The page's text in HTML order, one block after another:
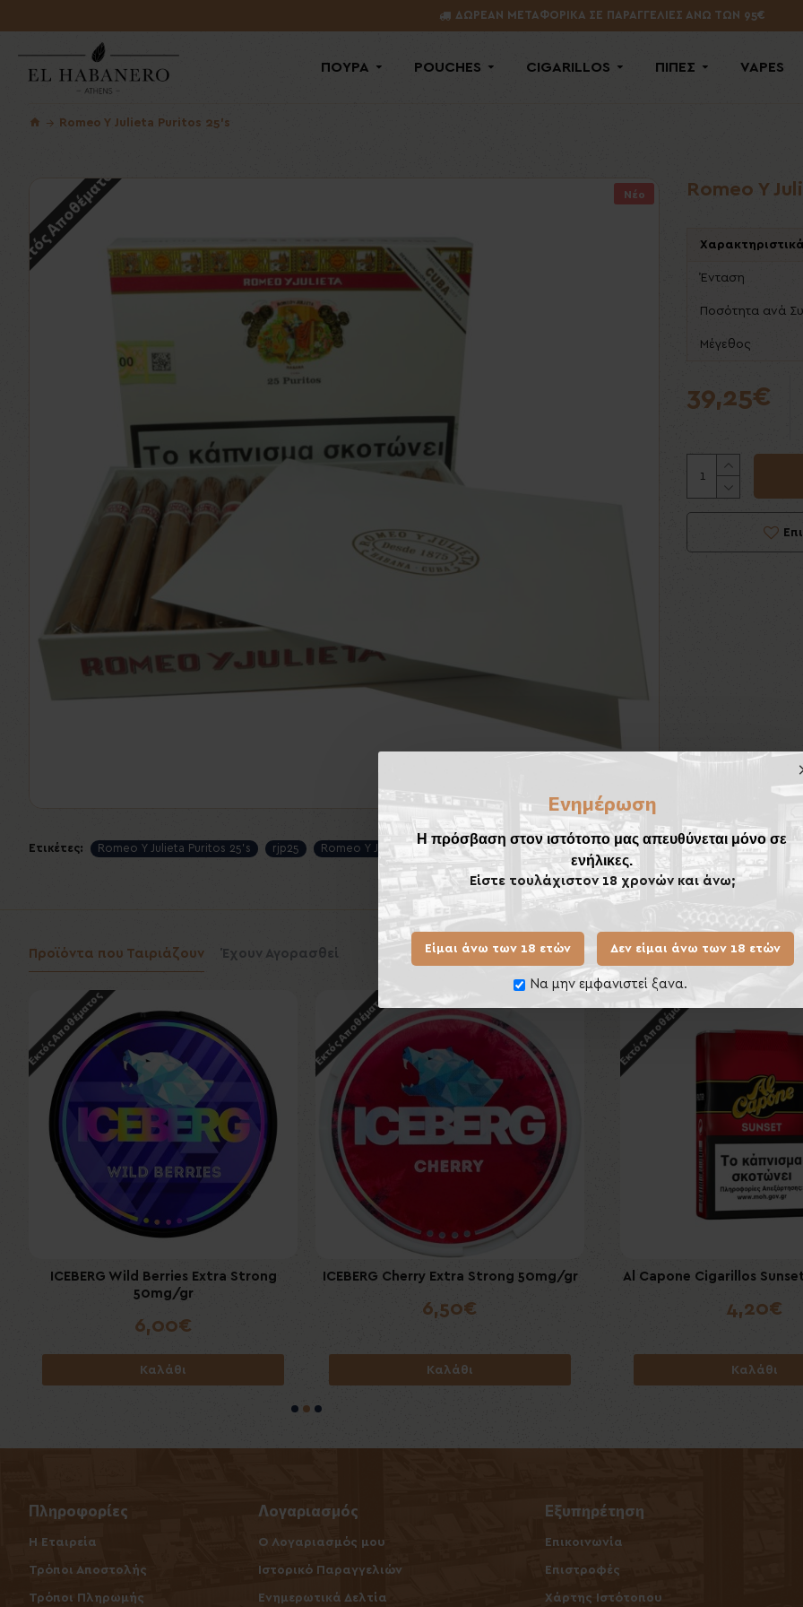
Ενημέρωση
Η πρόσβαση στον ιστότοπο μας απευθύνεται μόνο σε
ενήλικες.
Είστε τουλάχιστον 18 χρονών και άνω;
Είμαι άνω των 18 ετών Δεν είμαι άνω των 18 ετών
Να μην εμφανιστεί ξανα.
ΔΩΡΕΑΝ ΜΕΤΑΦΟΡΙΚΑ ΣΕ ΠΑΡΑΓΓΕΛΙΕΣ ΑΝΩ ΤΩΝ 95€
ΠΟΥΡΑ POUCHES CIGARILLOS ΠΙΠΕΣ VAPES
Romeo Y Julieta Puritos 25's
Νέο
Εκτός Αποθέματος Romeo Y
Χαρακτηριστικά
Ένταση
Ποσότητα ανά
Μέγεθος
39,25€
Ετικέτες: Romeo Y Julieta Puritos 25's rjp25 Romeo Y Julieta
Προϊόντα που Ταιριάζουν Έχουν Αγορασθεί
Εκτός Αποθέματος
ICEBERG Wild Berries Extra Strong
50mg/gr
6,00€
Καλάθι
Εκτός Αποθέματος
ICEBERG Cherry Extra Strong 50mg/gr
6,50€
Καλάθι
Εκτός Αποθέματος
ICEBERG Menthol Extra
6,00€
Καλάθι
Ίδιας Κατηγορίας Ίδιου
Al Capone Cigarillos Flame 10's (Filter)
Καλάθι
Al Capone Cigarillos Original 10's
Καλάθι
Εκτός Αποθέματος
Al Capone Cigarillos
4,20€
Καλάθι
Πληροφορίες
Η Εταιρεία
Τρόποι Αποστολής
Τρόποι Πληρωμής
Λογαριασμός
O Λογαριασμός μου
Ιστορικό Παραγγελιών
Ενημερωτικά Δελτία
Εξυπηρέτηση
Επικοινωνία
Επιστροφές
Χάρτης Ιστότοπου